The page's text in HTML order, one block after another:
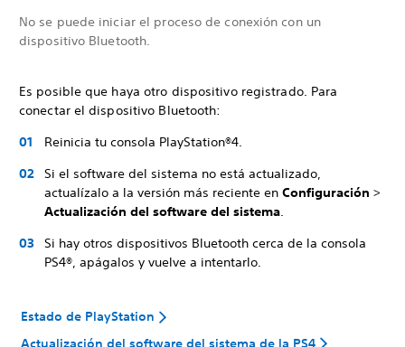
No se puede iniciar el proceso de conexión con un
dispositivo Bluetooth.
Es posible que haya otro dispositivo registrado. Para
conectar el dispositivo Bluetooth:
Reinicia tu consola PlayStation®4.
Si el software del sistema no está actualizado,
actualízalo a la versión más reciente en Configuración >
Actualización del software del sistema.
Si hay otros dispositivos Bluetooth cerca de la consola
PS4®, apágalos y vuelve a intentarlo.
Estado de PlayStation
Actualización del software del sistema de la PS4